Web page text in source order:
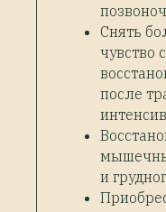
Снять
чувство
после
и